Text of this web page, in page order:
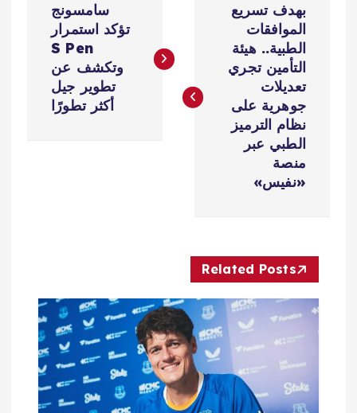
ص
ق
بهدف تسريع
الموافقات
الطبية.. هيئة
التأمين تجري
تعديلات
جوهرية على
نظام الترميز
الطبي عبر
منصة
«نفيس»
سامسونج
تؤكد استمرار
S Pen
وتكشف عن
تطوير جيل
أكثر تطورًا
Related Posts